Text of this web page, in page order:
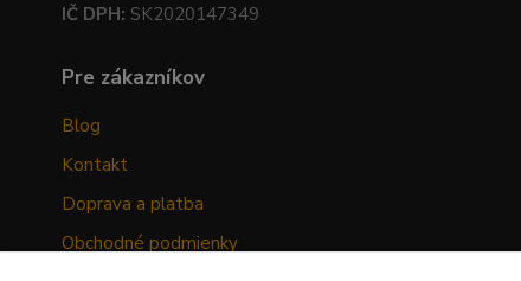
IČ DPH: SK2020147349
Pre zákazníkov
Blog
Kontakt
Doprava a platba
Obchodné podmienky